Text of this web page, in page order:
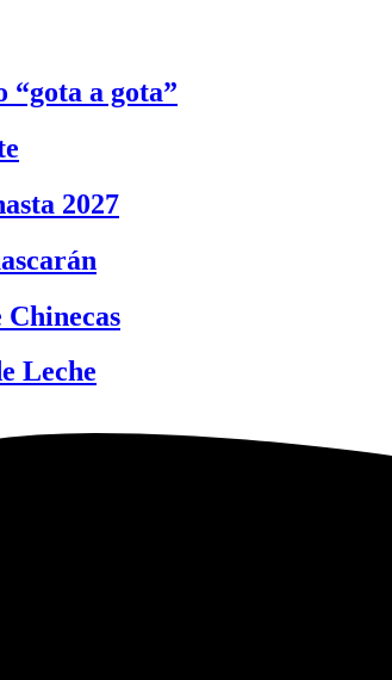
“gota a gota”
2027
Leche